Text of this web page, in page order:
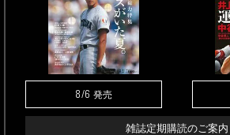
8/6 発売
雑誌定期購読のご案内